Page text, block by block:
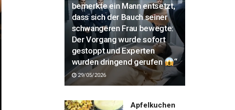
bemerkte ein Mann entsetzt,
dass sich der Bauch seiner
schwangeren Frau bewegte:
Der Vorgang wurde sofort
gestoppt und Experten
wurden dringend gerufen
“
29/05/2026
Apfelkuchen